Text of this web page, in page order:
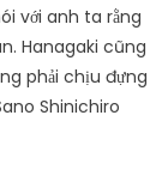
với anh ta rằng
Hanagaki cũng
phải chịu đựng
Shinichiro